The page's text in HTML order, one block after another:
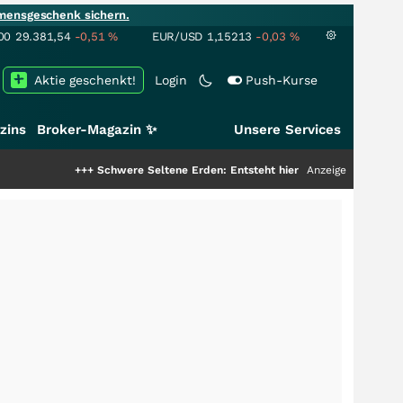
sichern.
29.381,54 -0,51% EUR/USD 1,15213 -0,03 %
Login Push-Kurse
Aktie geschenkt!
Broker-Magazin ✨ Unsere Services
Schwere Seltene Erden: Entsteht hier die nächste Milliardenstory?
Anzeige